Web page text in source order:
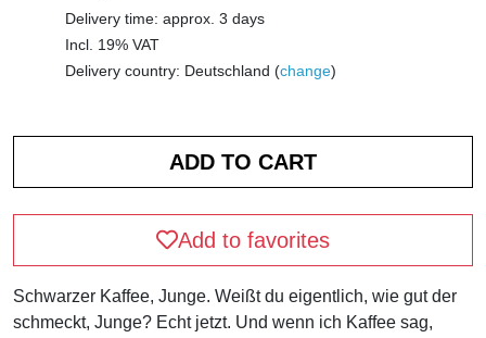
Delivery time: approx. 3 days
Incl. 19% VAT
Delivery country: Deutschland (change)
Add to favorites
Schwarzer Kaffee, Junge. Weißt du eigentlich, wie gut der
schmeckt, Junge? Echt jetzt. Und wenn ich Kaffee sag,